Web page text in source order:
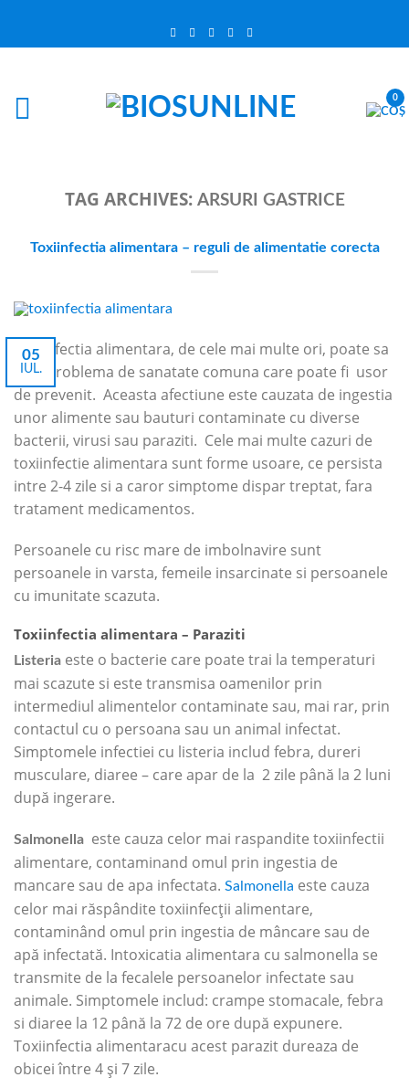
0
TAG ARCHIVES: ARSURI GASTRICE
Toxiinfectia alimentara – reguli de alimentatie corecta
05
IUL.
Toxiinfectia alimentara, de cele mai multe ori, poate sa
fie o problema de sanatate comuna care poate fi usor
de prevenit. Aceasta afectiune este cauzata de ingestia
unor alimente sau bauturi contaminate cu diverse
bacterii, virusi sau paraziti. Cele mai multe cazuri de
toxiinfectie alimentara sunt forme usoare, ce persista
intre 2-4 zile si a caror simptome dispar treptat, fara
tratament medicamentos.
Persoanele cu risc mare de imbolnavire sunt
persoanele in varsta, femeile insarcinate si persoanele
cu imunitate scazuta.
Toxiinfectia alimentara – Paraziti
Listeria este o bacterie care poate trai la temperaturi
mai scazute si este transmisa oamenilor prin
intermediul alimentelor contaminate sau, mai rar, prin
contactul cu o persoana sau un animal infectat.
Simptomele infectiei cu listeria includ febra, dureri
musculare, diaree – care apar de la 2 zile până la 2 luni
după ingerare.
Salmonella este cauza celor mai raspandite toxiinfectii
alimentare, contaminand omul prin ingestia de
mancare sau de apa infectata. Salmonella este cauza
celor mai răspândite toxiinfecții alimentare,
contaminând omul prin ingestia de mâncare sau de
apă infectată. Intoxicatia alimentara cu salmonella se
transmite de la fecalele persoanelor infectate sau
animale. Simptomele includ: crampe stomacale, febra
si diaree la 12 până la 72 de ore după expunere.
Toxiinfectia alimentaracu acest parazit dureaza de
obicei între 4 și 7 zile.